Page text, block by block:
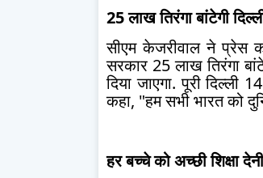
25 लाख तिरंगा बांटेगी
सीएम केजरीवाल ने प्रेस
सरकार 25 लाख तिरंगा
दिया जाएगा. पूरी
कहा, "हम सभी भारत को
हर बच्चे को अच्छी शिक्षा